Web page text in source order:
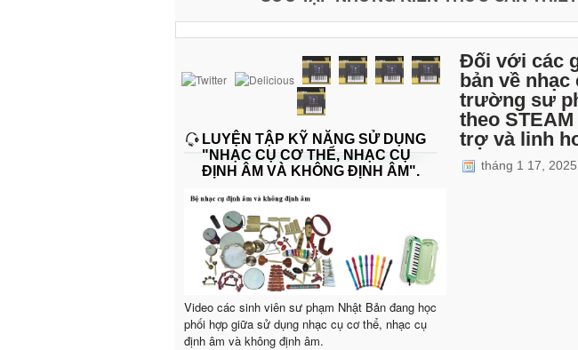
LUYỆN TẬP KỸ NĂNG SỬ DỤNG
"NHẠC CỤ CƠ THỂ, NHẠC CỤ
ĐỊNH ÂM VÀ KHÔNG ĐỊNH ÂM".
Video các sinh viên sư phạm Nhật Bản đang học
phối hợp giữa sử dụng nhạc cụ cơ thể, nhạc cụ
định âm và không định âm.
Đối với các
bản về
trường sư
theo
trợ và linh
tháng 1 17, 2025